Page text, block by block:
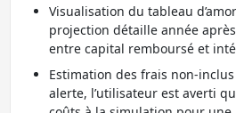
Visualisation du tableau
projection détaille année
entre capital remboursé et
Estimation des frais non-
alerte, l’utilisateur est averti